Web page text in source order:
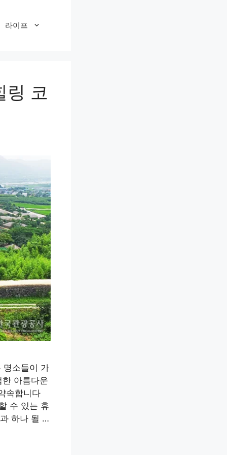
라이프
링 코
명소들이 가
아름다운
속합니다
수 있는 휴
하나 될 …